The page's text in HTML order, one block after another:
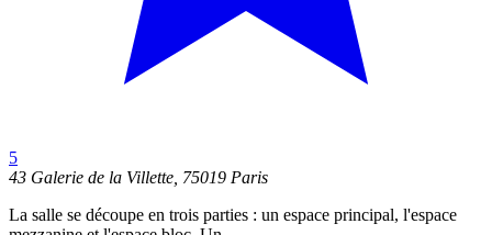
5
43 Galerie de la Villette, 75019 Paris
La salle se découpe en trois parties : un espace principal, l'espace